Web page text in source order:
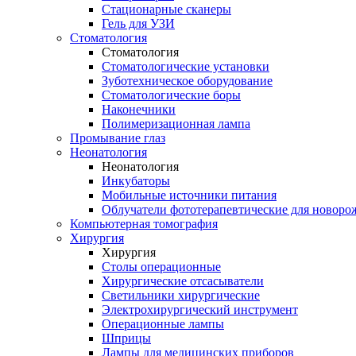
Стационарные сканеры
Гель для УЗИ
Стоматология
Стоматология
Стоматологические установки
Зуботехническое оборудование
Стоматологические боры
Наконечники
Полимеризационная лампа
Промывание глаз
Неонатология
Неонатология
Инкубаторы
Мобильные источники питания
Облучатели фототерапевтические для
Компьютерная томография
Хирургия
Хирургия
Столы операционные
Хирургические отсасыватели
Светильники хирургические
Электрохирургический инструмент
Операционные лампы
Шприцы
Лампы для медицинских приборов